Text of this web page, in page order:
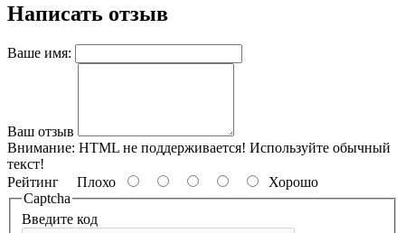
Написать отзыв
Ваше имя:
Ваш отзыв
Внимание: HTML не поддерживается! Используйте обычный
текст!
Рейтинг Плохо
Хорошо
Captcha
Введите код